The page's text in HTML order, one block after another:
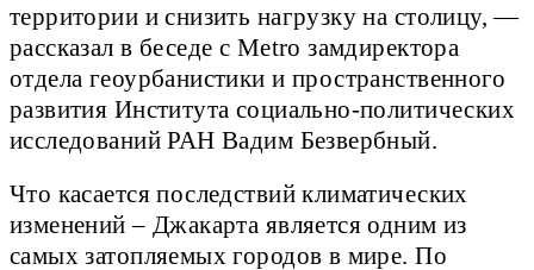
территории и снизить нагрузку на столицу, —
рассказал в беседе с Metro замдиректора
отдела геоурбанистики и пространственного
развития Института социально-политических
исследований РАН Вадим Безвербный.
Что касается последствий климатических
изменений – Джакарта является одним из
самых затопляемых городов в мире. По